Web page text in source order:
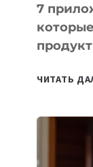
7
ЧИТАТЬ